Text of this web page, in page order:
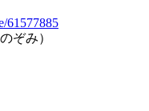
61577885
ぞみ）